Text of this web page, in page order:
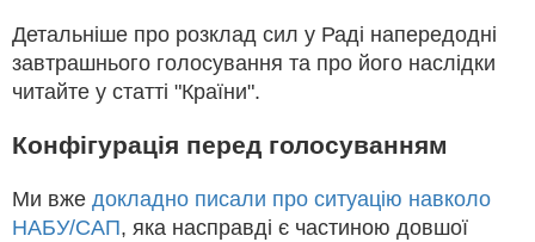
Детальніше про розклад сил у Раді напередодні
завтрашнього голосування та про його наслідки
читайте у статті "Країни".
Конфігурація перед голосуванням
Ми вже докладно писали про ситуацію навколо
НАБУ/САП, яка насправді є частиною довшої